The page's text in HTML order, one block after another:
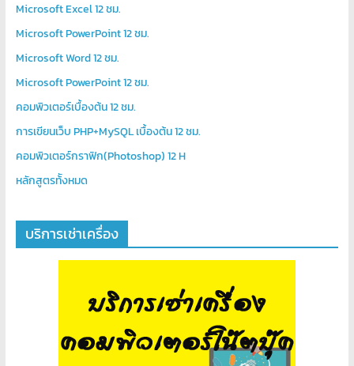
พิเศษ
Microsoft Excel 12 ชม.
Microsoft PowerPoint 12 ชม.
Microsoft Word 12 ชม.
Microsoft PowerPoint 12 ชม.
คอมพิวเตอร์เบื้องต้น 12 ชม.
การเขียนเว็บ PHP+MySQL เบื้องต้น 12 ชม.
คอมพิวเตอร์กราฟิก(Photoshop) 12 H
หลักสูตรท้ังหมด
บริการเช่าเครื่อง